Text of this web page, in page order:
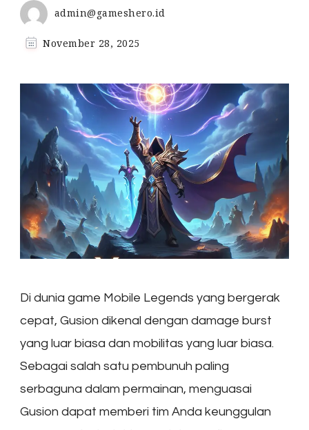
admin@gameshero.id
November 28, 2025
Di dunia game Mobile Legends yang bergerak
cepat, Gusion dikenal dengan damage burst
yang luar biasa dan mobilitas yang luar biasa.
Sebagai salah satu pembunuh paling
serbaguna dalam permainan, menguasai
Gusion dapat memberi tim Anda keunggulan